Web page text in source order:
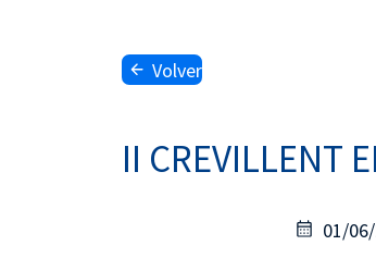
Volver
II CREVILLENT
01/